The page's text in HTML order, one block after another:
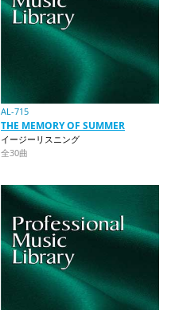
AL-715
THE MEMORY OF SUMMER
イージーリスニング
全30曲